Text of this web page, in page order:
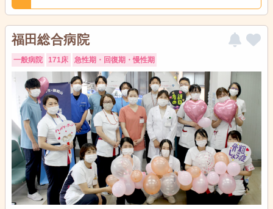
福田総合病院
一般病院 171床 急性期・回復期・慢性期